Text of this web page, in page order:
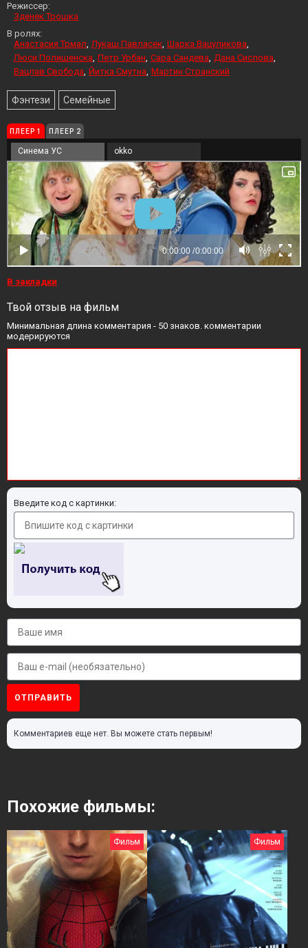
Режиссер:
Зденек Трошка
В ролях:
Анастасия Трмал Лукаш Павласек Шарка Вацуликова
Люси Полишенска Петр Урбан Сара Сандева Дана Сислова
Вацлав Свобода Йитка Смутна Мартин Странский
Фэнтези Семейные
ПЛЕЕР 1 ПЛЕЕР 2
Синема УС okko
В закладки
Твой отзыв на фильм
Минимальная длина комментария - 50 знаков. комментарии
модерируются
Введите код с картинки:
ОТПРАВИТЬ
Комментариев еще нет. Вы можете стать первым!
Похожие фильмы:
Фильм Фильм